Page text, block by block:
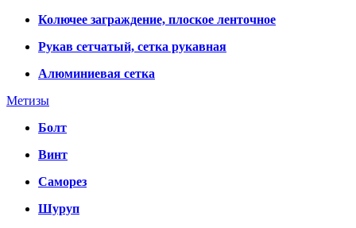
Колючее заграждение, плоское ленточное
Рукав сетчатый, сетка рукавная
Алюминиевая сетка
Метизы
Болт
Винт
Саморез
Шуруп